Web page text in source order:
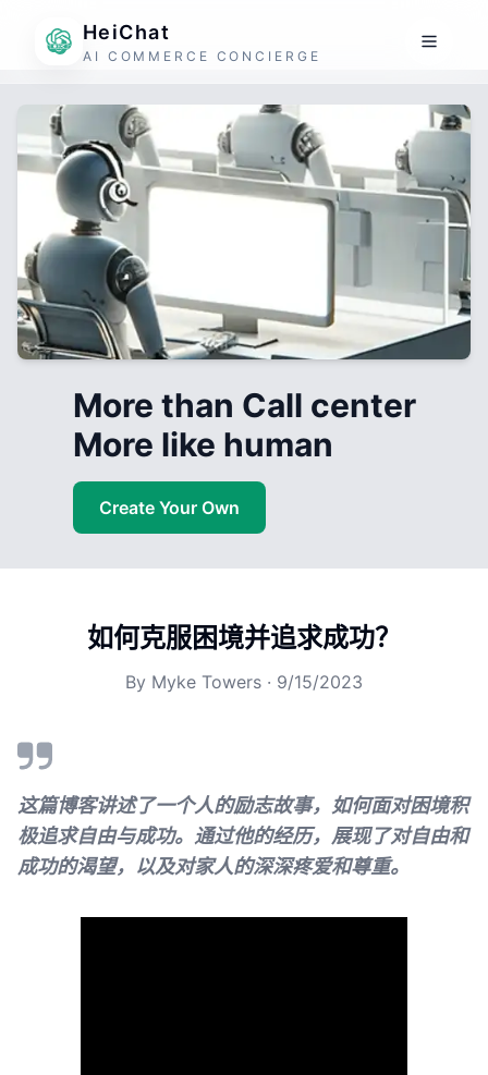
HeiChat
AI COMMERCE CONCIERGE
More than Call center
More like human
Create Your Own
如何克服困境并追求成功？
By Myke Towers · 9/15/2023
这篇博客讲述了一个人的励志故事，如何面对困境积
极追求自由与成功。通过他的经历，展现了对自由和
成功的渴望，以及对家人的深深疼爱和尊重。